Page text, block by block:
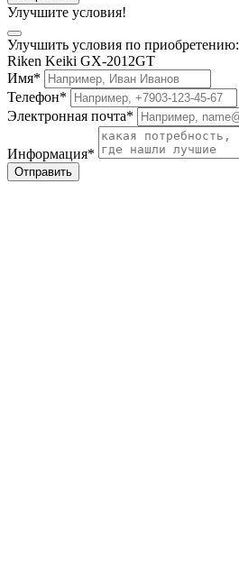
Улучшите условия!
Улучшить условия по приобретению:
Riken Keiki GX-2012GT
Имя*
Телефон*
Электронная почта*
Информация*
Отправить